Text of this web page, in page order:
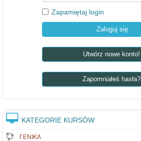
Zapamiętaj login
Utwórz nowe konto!
Zapomniałeś hasła?
KATEGORIE KURSÓW
ΓΕΝΙΚΑ